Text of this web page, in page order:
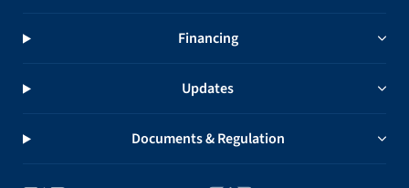
Financing
Updates
Documents & Regulation